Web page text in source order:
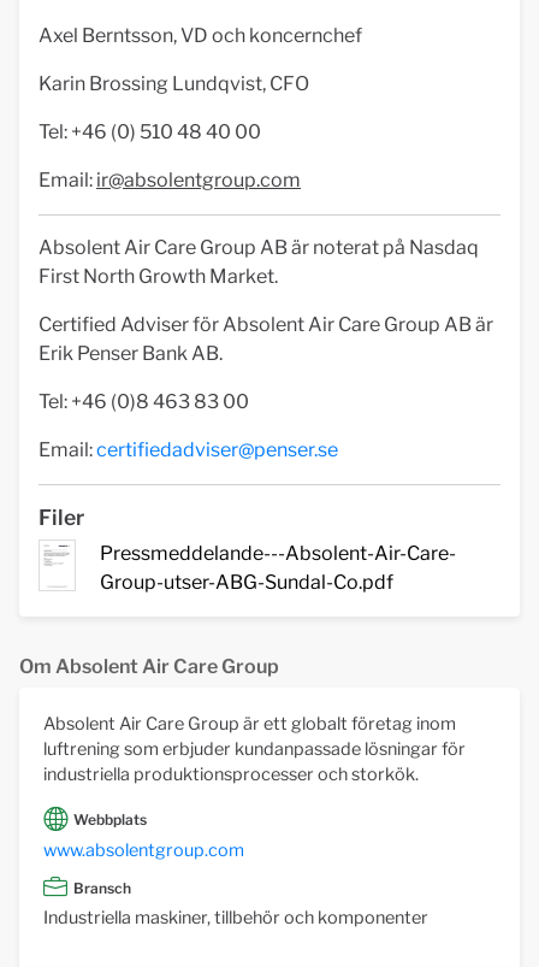
Axel Berntsson, VD och koncernchef
Karin Brossing Lundqvist, CFO
Tel: +46 (0) 510 48 40 00
Email: ir@absolentgroup.com
Absolent Air Care Group AB är noterat på Nasdaq
First North Growth Market.
Certified Adviser för Absolent Air Care Group AB är
Erik Penser Bank AB.
Tel: +46 (0)8 463 83 00
Email:certifiedadviser@penser.se
Filer
Pressmeddelande---Absolent-Air-Care-
Group-utser-ABG-Sundal-Co.pdf
Om Absolent Air Care Group
Absolent Air Care Group är ett globalt företag inom
luftrening som erbjuder kundanpassade lösningar för
industriella produktionsprocesser och storkök.
Webbplats
www.absolentgroup.com
Bransch
Industriella maskiner, tillbehör och komponenter